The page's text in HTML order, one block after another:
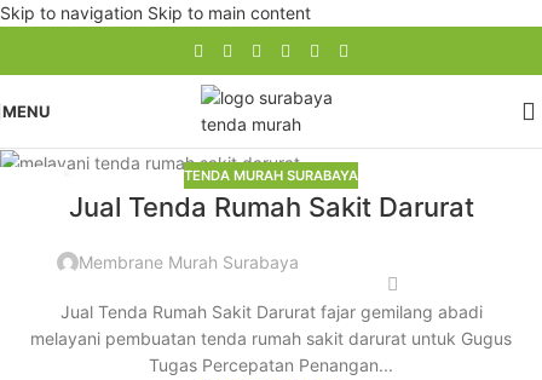
Skip to navigation Skip to main content
MENU
TENDA MURAH SURABAYA
Jual Tenda Rumah Sakit Darurat
Membrane Murah Surabaya
Jual Tenda Rumah Sakit Darurat fajar gemilang abadi
melayani pembuatan tenda rumah sakit darurat untuk Gugus
Tugas Percepatan Penangan...